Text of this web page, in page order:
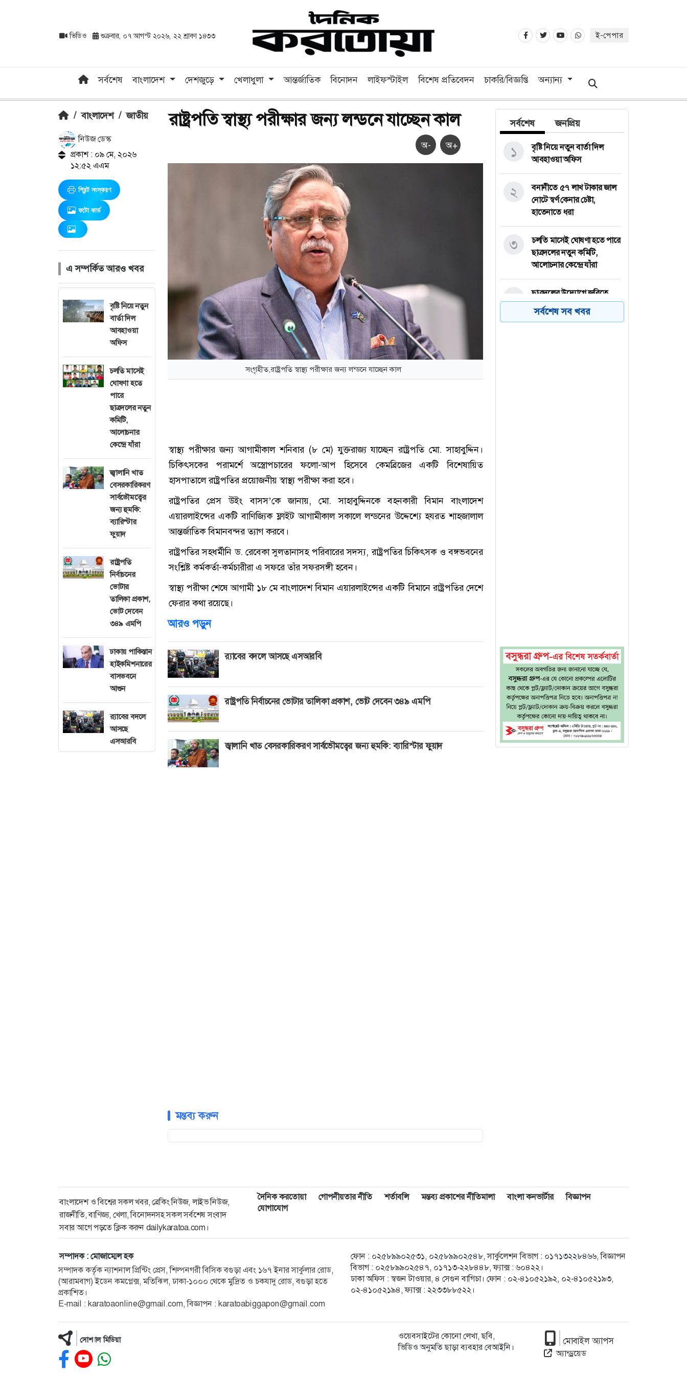
ভিডিও শুক্রবার, ০৭ আগস্ট ২০২৬, ২২ শ্রাবণ ১৪৩৩ ই-পেপার
সর্বশেষ বাংলাদেশ দেশজুড়ে খেলাধুলা আন্তর্জাতিক বিনোদন লাইফস্টাইল বিশেষ প্রতিবেদন চাকরি/বিজ্ঞপ্তি অন্যান্য
/ বাংলাদেশ / জাতীয়
নিউজ ডেস্ক
প্রকাশ : ০৯ মে, ২০২৬
১২:৫২ এএম
প্রিন্ট সংস্করণ
ফটো কার্ড
এ সম্পর্কিত আরও খবর
বৃষ্টি নিয়ে নতুন
বার্তা দিল
আবহাওয়া
অফিস
চলতি মাসেই
ঘোষণা হতে
পারে
ছাত্রদলের নতুন
কমিটি,
আলোচনার
কেন্দ্রে যাঁরা
জ্বালানি খাত
বেসরকারিকরণ
সার্বভৌমত্বের
জন্য হুমকি:
ব্যারিস্টার
ফুয়াদ
রাষ্ট্রপতি
নির্বাচনের
ভোটার
তালিকা প্রকাশ,
ভোট দেবেন
৩৪৯ এমপি
ঢাকায় পাকিস্তান
হাইকমিশনারের
বাসভবনে
আগুন
র‍্যাবের বদলে
আসছে
এসআরবি
রাষ্ট্রপতি স্বাস্থ্য পরীক্ষার জন্য লন্ডনে যাচ্ছেন কাল
অ- অ+
সংগৃহীত,রাষ্ট্রপতি স্বাস্থ্য পরীক্ষার জন্য লন্ডনে যাচ্ছেন কাল
স্বাস্থ্য পরীক্ষার জন্য আগামীকাল শনিবার (৮ মে) যুক্তরাজ্য যাচ্ছেন রাষ্ট্রপতি মো. সাহাবুদ্দিন।
চিকিৎসকের পরামর্শে অস্ত্রোপচারের ফলো-আপ হিসেবে কেমব্রিজের একটি বিশেষায়িত
হাসপাতালে রাষ্ট্রপতির প্রয়োজনীয় স্বাস্থ্য পরীক্ষা করা হবে।
রাষ্ট্রপতির প্রেস উইং বাসস’কে জানায়, মো. সাহাবুদ্দিনকে বহনকারী বিমান বাংলাদেশ
এয়ারলাইন্সের একটি বাণিজ্যিক ফ্লাইট আগামীকাল সকালে লন্ডনের উদ্দেশ্যে হযরত শাহজালাল
আন্তর্জাতিক বিমানবন্দর ত্যাগ করবে।
রাষ্ট্রপতির সহধর্মীনি ড. রেবেকা সুলতানাসহ পরিবারের সদস্য, রাষ্ট্রপতির চিকিৎসক ও বঙ্গভবনের
সংশ্লিষ্ট কর্মকর্তা-কর্মচারীরা এ সফরে তাঁর সফরসঙ্গী হবেন।
স্বাস্থ্য পরীক্ষা শেষে আগামী ১৮ মে বাংলাদেশ বিমান এয়ারলাইন্সের একটি বিমানে রাষ্ট্রপতির দেশে
ফেরার কথা রয়েছে।
আরও পড়ুন
র‍্যাবের বদলে আসছে এসআরবি
রাষ্ট্রপতি নির্বাচনের ভোটার তালিকা প্রকাশ, ভোট দেবেন ৩৪৯ এমপি
জ্বালানি খাত বেসরকারিকরণ সার্বভৌমত্বের জন্য হুমকি: ব্যারিস্টার ফুয়াদ
মন্তব্য করুন
সর্বশেষ জনপ্রিয়
বৃষ্টি নিয়ে নতুন বার্তা দিল
আবহাওয়া অফিস
১
বনানীতে ৫৭ লাখ টাকার জাল
নোটে স্বর্ণ কেনার চেষ্টা,
হাতেনাতে ধরা
২
চলতি মাসেই ঘোষণা হতে পারে
ছাত্রদলের নতুন কমিটি,
আলোচনার কেন্দ্রে যাঁরা
৩
ছাত্রদলের উদ্যোগে জবিতে
মৌসুমি ফল উৎসবের
আয়োজন
৪
সর্বশেষ সব খবর
বাংলাদেশ ও বিশ্বের সকল খবর, ব্রেকিং নিউজ, লাইভ নিউজ,
রাজনীতি, বাণিজ্য, খেলা, বিনোদনসহ সকল সর্বশেষ সংবাদ
সবার আগে পড়তে ক্লিক করুন dailykaratoa.com।
দৈনিক করতোয়া গোপনীয়তার নীতি শর্তাবলি মন্তব্য প্রকাশের নীতিমালা বাংলা কনভার্টার
বিজ্ঞাপন
যোগাযোগ
সম্পাদক : মোজাম্মেল হক
সম্পাদক কর্তৃক ন্যাশনাল প্রিন্টিং প্রেস, শিল্পনগরী বিসিক বগুড়া এবং ১৬৭ ইনার সার্কুলার রোড,
(আরামবাগ) ইডেন কমপ্লেক্স, মতিঝিল, ঢাকা-১০০০ থেকে মুদ্রিত ও চকযাদু রোড, বগুড়া হতে
প্রকাশিত।
E-mail : karatoaonline@gmail.com, বিজ্ঞাপন : karatoabiggapon@gmail.com
ফোন : ০২৫৮৯৯০২৫৩১, ০২৫৮৯৯০২৫৪৮, সার্কুলেশন বিভাগ : ০১৭১৩২২৮৪৬৬, বিজ্ঞাপন
বিভাগ : ০২৫৮৯৯০২৫৪৭, ০১৭১৩-২২৮৪৪৮, ফ্যাক্স : ৬০৪২২।
ঢাকা অফিস : স্বজন টাওয়ার, ৪ সেগুন বাগিচা। ফোন : ০২-৪১০৫২১৯২, ০২-৪১০৫২১৯৩,
০২-৪১০৫২১৯৪, ফ্যাক্স : ২২৩৩৮৮৫২২।
সোশ্যাল মিডিয়া
ওয়েবসাইটের কোনো লেখা, ছবি,
ভিডিও অনুমতি ছাড়া ব্যবহার বেআইনি।
মোবাইল অ্যাপস
অ্যান্ড্রয়েড